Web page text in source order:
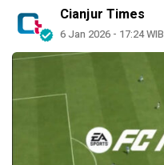
Cianjur Times
6 Jan 2026 - 17:24 WIB